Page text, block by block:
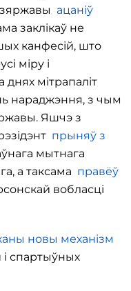
ацаніў
заклікаў не
канфесій, што
міру і
мітрапаліт
нараджэння, з чым
Яшчэ з
прыняў з
мытнага
а таксама правёў
вобласці
новы механізм
спартыўных